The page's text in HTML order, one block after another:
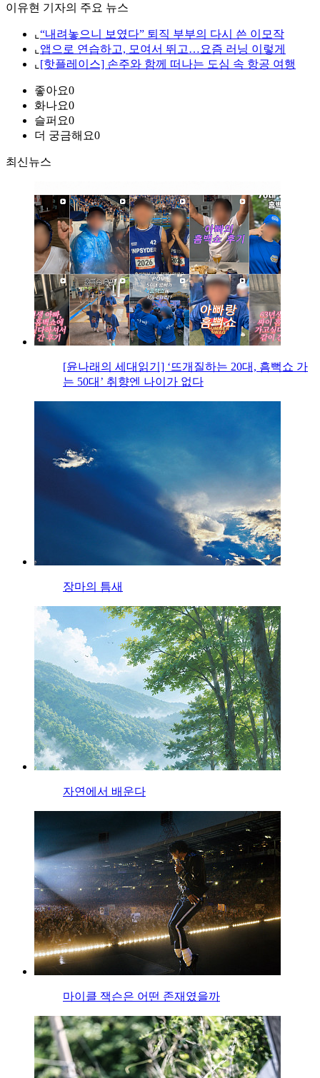
이유현 기자의 주요 뉴스
⌞ “내려놓으니 보였다” 퇴직 부부의 다시 쓴 이모작
⌞ 앱으로 연습하고, 모여서 뛰고…요즘 러닝 이렇게
⌞ [핫플레이스] 손주와 함께 떠나는 도심 속 항공 여행
좋아요0
화나요0
슬퍼요0
더 궁금해요0
최신뉴스
[윤나래의 세대읽기] ‘뜨개질하는 20대, 흠뻑쇼 가
는 50대’ 취향엔 나이가 없다
장마의 틈새
자연에서 배운다
마이클 잭슨은 어떤 존재였을까